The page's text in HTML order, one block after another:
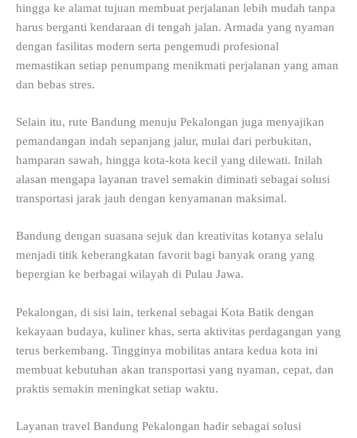
hingga ke alamat tujuan membuat perjalanan lebih mudah tanpa
harus berganti kendaraan di tengah jalan. Armada yang nyaman
dengan fasilitas modern serta pengemudi profesional
memastikan setiap penumpang menikmati perjalanan yang aman
dan bebas stres.
Selain itu, rute Bandung menuju Pekalongan juga menyajikan
pemandangan indah sepanjang jalur, mulai dari perbukitan,
hamparan sawah, hingga kota-kota kecil yang dilewati. Inilah
alasan mengapa layanan travel semakin diminati sebagai solusi
transportasi jarak jauh dengan kenyamanan maksimal.
Bandung dengan suasana sejuk dan kreativitas kotanya selalu
menjadi titik keberangkatan favorit bagi banyak orang yang
bepergian ke berbagai wilayah di Pulau Jawa.
Pekalongan, di sisi lain, terkenal sebagai Kota Batik dengan
kekayaan budaya, kuliner khas, serta aktivitas perdagangan yang
terus berkembang. Tingginya mobilitas antara kedua kota ini
membuat kebutuhan akan transportasi yang nyaman, cepat, dan
praktis semakin meningkat setiap waktu.
Layanan travel Bandung Pekalongan hadir sebagai solusi